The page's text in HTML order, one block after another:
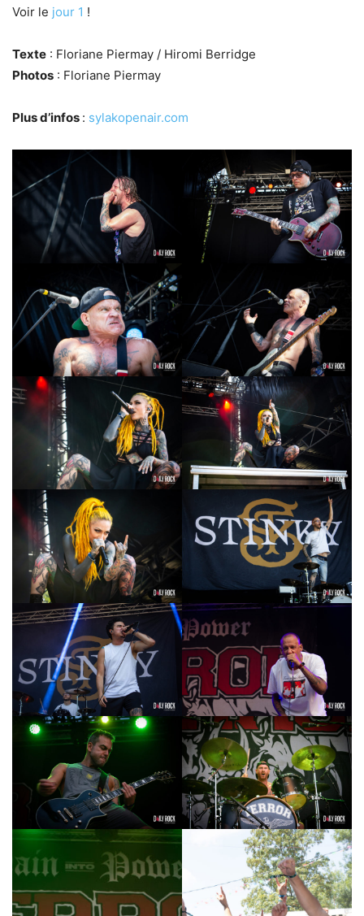
Voir le jour 1 !
Texte : Floriane Piermay / Hiromi Berridge
Photos : Floriane Piermay
Plus d’infos : sylakopenair.com